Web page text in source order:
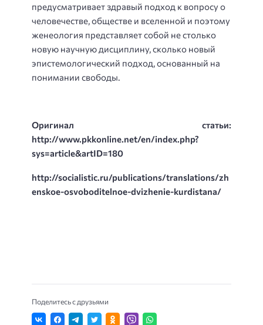
предусматривает здравый подход к вопросу о
человечестве, обществе и вселенной и поэтому
женеология представляет собой не столько
новую научную дисциплину, сколько новый
эпистемологический подход, основанный на
понимании свободы.
Оригинал статьи:
http://www.pkkonline.net/en/index.php?
sys=article&artID=180
http://socialistic.ru/publications/translations/zh
enskoe-osvoboditelnoe-dvizhenie-kurdistana/
Поделитесь с друзьями